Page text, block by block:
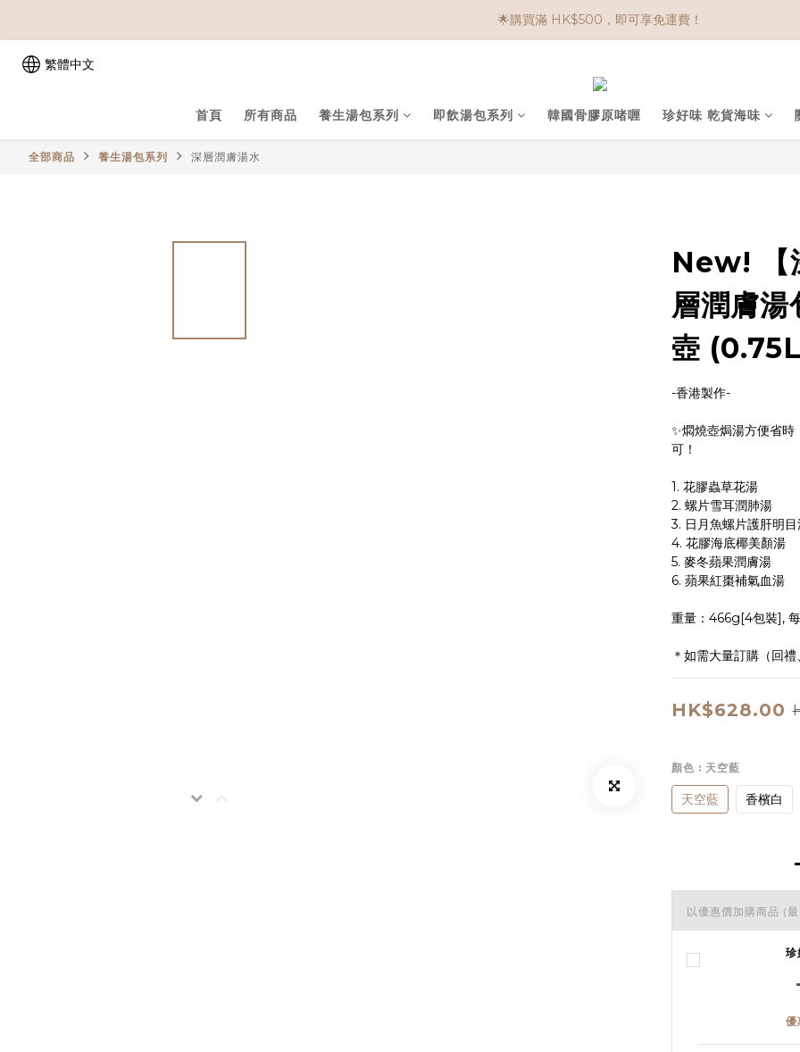
🌟購物滿 HK$650享95折； HK$950享9折；HK$1500享85折
任選兩件$80！ 🌟韓國骨膠原啫喱：$270/3件；$510/6件
繁體中文
首頁 所有商品 養生湯包系列 即飲湯包系列 韓國骨膠原啫喱 珍好味 乾貨海味
全部商品 養生湯包系列 深層潤膚湯水
New! 【
層潤膚
壺
-香港製作-
✨燜燒壺焗湯方便省
可！
1. 花膠蟲草花湯
2. 螺片雪耳潤肺湯
3. 日月魚螺片護肝明目
4. 花膠海底椰美顏湯
5. 麥冬蘋果潤膚湯
6. 蘋果紅棗補氣血湯
重量：466g[4包裝],
＊如需大量訂購（回
HK$628.00
顏色 : 天空藍
天空藍 香檳白
以優惠價加購商品 (
珍